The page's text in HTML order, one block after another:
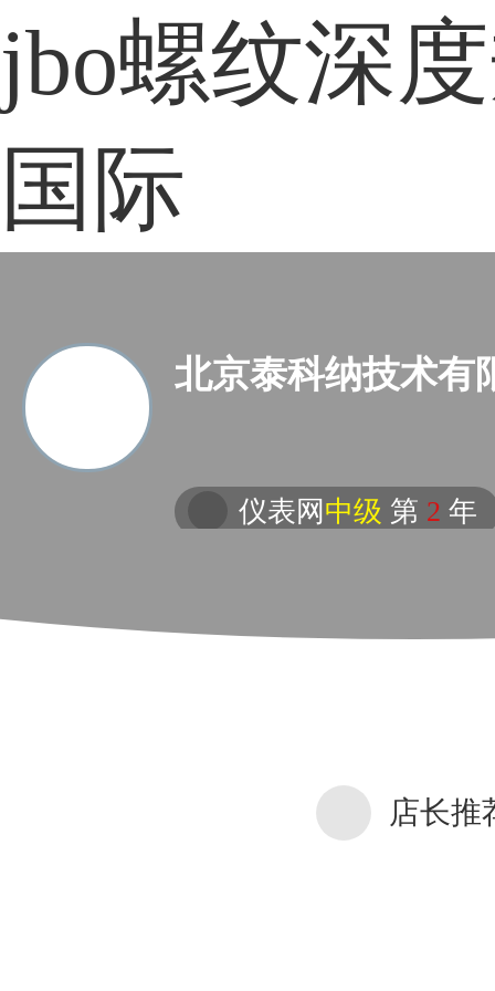
jbo螺纹深
国际
北京泰科纳技术有
仪表网中级 第 2 年
店长推